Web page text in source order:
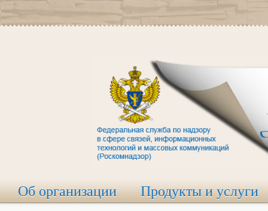
Об организации Продукты и услуги